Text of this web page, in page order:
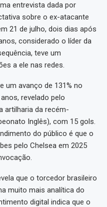
entrevista dada por
sobre o ex-atacante
21 de julho, dois dias após
considerado o líder da
teve um
a ele nas redes.
um avanço de 131% no
revelado pelo
artilharia da recém-
Inglês), com 15 gols.
do público é que o
pelo Chelsea em 2025
que o torcedor brasileiro
muito mais analítica do
digital indica que o